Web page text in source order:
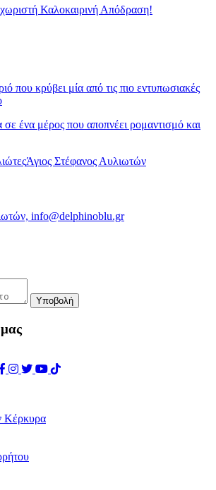
Καλοκαιρινή Απόδραση!
που κρύβει μία από τις πιο εντυπωσιακές
ένα μέρος που αποπνέει ρομαντισμό και
Άγιος Στέφανος Αυλιωτών
info@delphinoblu.gr
Υποβολή
Κέρκυρα